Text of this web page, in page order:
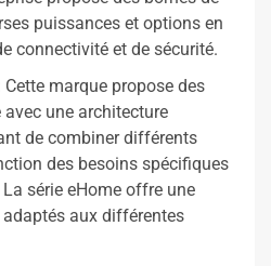
puissances et options en
connectivité et de sécurité.
Cette marque propose des
avec une architecture
de combiner différents
des besoins spécifiques
série eHome offre une
aux différentes